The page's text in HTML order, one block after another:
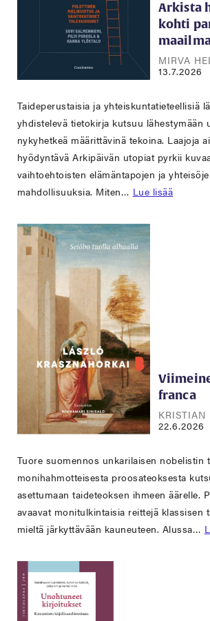
Arkista
kohti
MIRVA
13.7.2026
Taideperustaisia ja yhteiskuntatieteellisiä
yhdistelevä tietokirja kutsuu lähestymään
nykyhetkeä määrittävinä tekoina. Laajoja
hyödyntävä Arkipäivän utopiat pyrkii
vaihtoehtoisten elämäntapojen ja
mahdollisuuksia. Miten… Lue lisää
franca
KRISTIAN
22.6.2026
Tuore suomennos unkarilaisen nobelistin
monihahmotteisesta proosateoksesta
asettumaan taideteoksen ihmeen äärelle.
avaavat monitulkintaisia reittejä klassisen
mieltä järkyttävään kauneuteen. Alussa…